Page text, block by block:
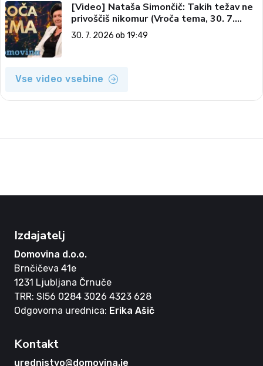
[Video] Nataša Simončič: Takih težav ne
privoščiš nikomur (Vroča tema, 30. 7.
2026)
30. 7. 2026 ob 19:49
Vse video vsebine
Izdajatelj
Domovina d.o.o.
Brnčičeva 41e
1231 Ljubljana Črnuče
TRR: SI56 0284 3026 4323 628
Odgovorna urednica: Erika Ašič
Kontakt
urednistvo@domovina.je